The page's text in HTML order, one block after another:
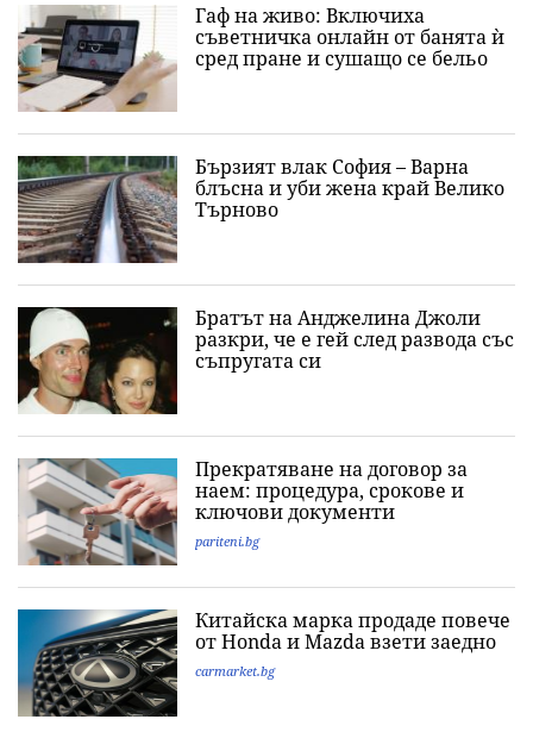
Гаф на живо: Включиха
съветничка онлайн от банята ѝ
сред пране и сушащо се бельо
Бързият влак София – Варна
блъсна и уби жена край Велико
Търново
Братът на Анджелина Джоли
разкри, че е гей след развода със
съпругата си
Прекратяване на договор за
наем: процедура, срокове и
ключови документи
pariteni.bg
Китайска марка продаде повече
от Honda и Mazda взети заедно
carmarket.bg